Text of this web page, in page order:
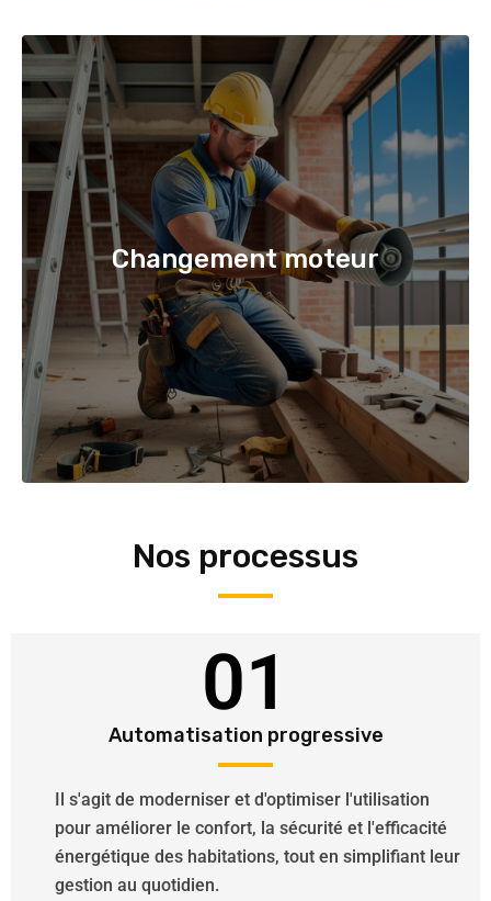
Changement moteur
Nos processus
01
Automatisation progressive
Il s'agit de moderniser et d'optimiser l'utilisation
pour améliorer le confort, la sécurité et l'efficacité
énergétique des habitations, tout en simplifiant leur
gestion au quotidien.